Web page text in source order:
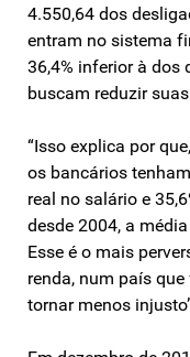
4.550,64 dos
entram no sistema
36,4% inferior à dos
buscam reduzir
“Isso explica por
os bancários
real no salário e
desde 2004, a
Esse é o mais
renda, num país
tornar menos